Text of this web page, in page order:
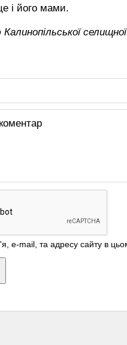
і його мами.
e-mail, та адресу сайту в